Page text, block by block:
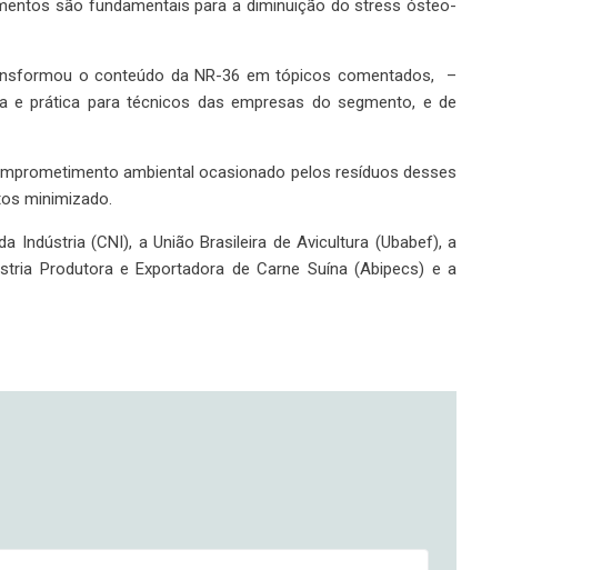
são fundamentais para a diminuição do stress ósteo-
o conteúdo da NR-36 em tópicos comentados, –
e prática para técnicos das empresas do segmento, e de
ambiental ocasionado pelos resíduos desses
minimizado.
Indústria (CNI), a União Brasileira de Avicultura (Ubabef), a
Produtora e Exportadora de Carne Suína (Abipecs) e a